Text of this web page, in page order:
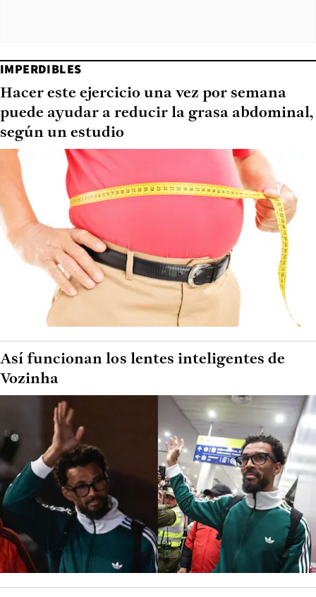
IMPERDIBLES
Hacer este ejercicio una vez por semana
puede ayudar a reducir la grasa abdominal,
según un estudio
Así funcionan los lentes inteligentes de
Vozinha